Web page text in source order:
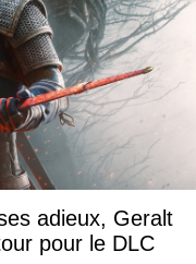
adieux, Geralt
pour le DLC